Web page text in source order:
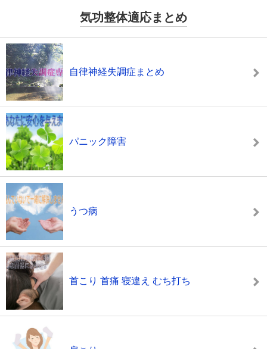
気功整体適応まとめ
自律神経失調症まとめ
パニック障害
うつ病
首こり 首痛 寝違え むち打ち